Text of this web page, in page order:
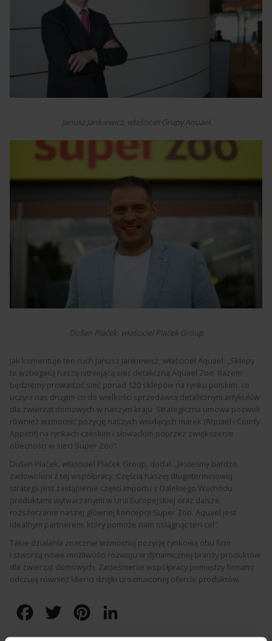
Janusz Jankiewicz, właściciel Grupy Aquael
Dušan Plaček, właściciel Plaček Group
Jak komentuje ten ruch Janusz Jankiewicz, właściciel Aquael: „Sklepy
te wzbogacą naszą istniejącą sieć detaliczną Aquael Zoo. Razem
będziemy prowadzić sieć ponad 120 sklepów na rynku polskim, co
uczyni nas drugim co do wielkości sprzedawcą detalicznym artykułów
dla zwierząt domowych w naszym kraju. Strategiczna umowa pozwoli
również wzmocnić pozycję naszych wiodących marek (Aquael i Comfy
Appetit) na rynkach czeskim i słowackim poprzez zwiększenie
obecności w sieci Super Zoo”.
Dušan Plaček, właściciel Plaček Group, dodał: „Jesteśmy bardzo
zadowoleni z tej współpracy. Częścią naszej długoterminowej
strategii jest zastąpienie części importu z Dalekiego Wschodu
produktami wytwarzanymi w Unii Europejskiej oraz dalsze
rozszerzanie naszej głównej koncepcji Super Zoo. Aquael jest
idealnym partnerem, który pomoże nam osiągnąć ten cel”.
Takie działania znacznie wzmocnią pozycję rynkową obu firm
i stworzą nowe możliwości rozwoju w dynamicznej branży produktów
dla zwierząt domowych. Zacieśnienie współpracy pomiędzy firmami
odczują również klienci dzięki urozmaiconej ofercie produktów.
FacebookTwitter Pinterest